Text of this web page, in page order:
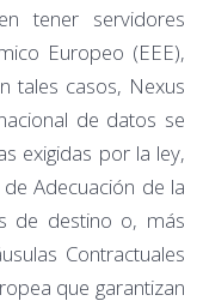
tener servidores
Europeo (EEE),
tales casos, Nexus
de datos se
exigidas por la ley,
Adecuación de la
de destino o, más
Contractuales
que garantizan